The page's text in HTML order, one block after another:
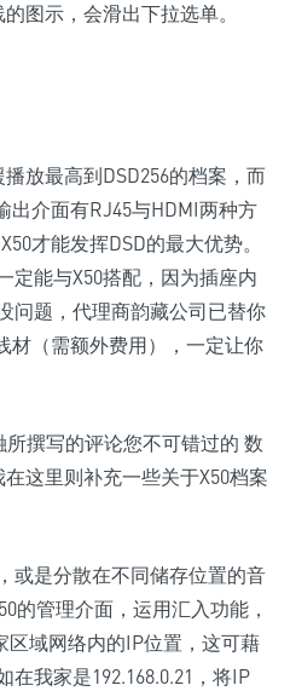
图示，会滑出下拉选单。
放最高到DSD256的档案，而
出介面有RJ45与HDMI两种方
才能发挥DSD的最大优势。
定能与X50搭配，因为插座内
问题，代理商韵藏公司已替你
材（需额外费用），一定让你
撰写的评论您不可错过的 数
这里则补充一些关于X50档案
或是分散在不同储存位置的音
的管理介面，运用汇入功能，
区域网络内的IP位置，这可藉
我家是192.168.0.21，将IP